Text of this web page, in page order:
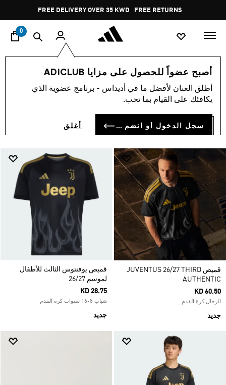
Pause
promotion
rotation
FREE RETURNS
0
أصبح عضواً للحصول على مزايا ADICLUB
أطلق العنان لأفضل ما في أديداس - برنامج عضوية الذي
يكافئك على القيام بما تحب.
سجل الدخول أو انضم الآن أغلق
view-all
VIEW-ALL (9117)
قميص JUVENTUS 26/27 THIRD
AUTHENTIC
KD 60.50
الرجال كرة القدم
جديد
قميص يوفنتوس الثالث للأطفال
لموسم 26/27
KD 28.75
شباب 8-16 سنوات كرة القدم
جديد